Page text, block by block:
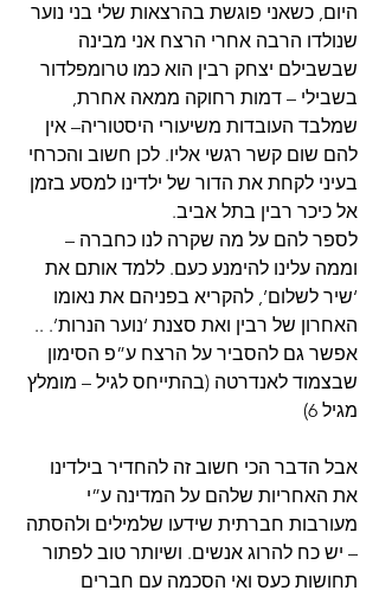
היום, כשאני פוגשת בהרצאות שלי בני נוער
שנולדו הרבה אחרי הרצח אני מבינה
שבשבילם יצחק רבין הוא כמו טרומפלדור
בשבילי – דמות רחוקה ממאה אחרת,
שמלבד העובדות משיעורי היסטוריה– אין
להם שום קשר רגשי אליו. לכן חשוב והכרחי
בעיני לקחת את הדור של ילדינו למסע בזמן
אל כיכר רבין בתל אביב.
לספר להם על מה שקרה לנו כחברה –
וממה עלינו להימנע כעם. ללמד אותם את
‘שיר לשלום’, להקריא בפניהם את נאומו
האחרון של רבין ואת סצנת ‘נוער הנרות’. ..
אפשר גם להסביר על הרצח ע”פ הסימון
שבצמוד לאנדרטה (בהתייחס לגיל – מומלץ
מגיל 6)
אבל הדבר הכי חשוב זה להחדיר בילדינו
את האחריות שלהם על המדינה ע”י
מעורבות חברתית שידעו שלמילים ולהסתה
– יש כח להרוג אנשים. ושיותר טוב לפתור
תחושות כעס ואי הסכמה עם חברים